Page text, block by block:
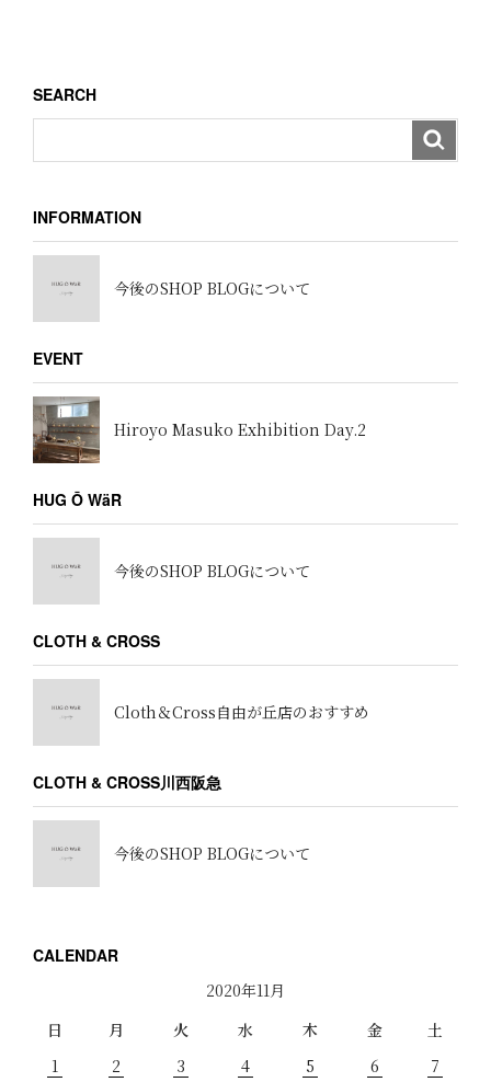
ン
SEARCH
INFORMATION
今後のSHOP BLOGについて
EVENT
Hiroyo Masuko Exhibition Day.2
HUG Ō WäR
今後のSHOP BLOGについて
CLOTH & CROSS
Cloth＆Cross自由が丘店のおすすめ
CLOTH & CROSS川西阪急
今後のSHOP BLOGについて
CALENDAR
2020年11月
日
月 火 水 木 金
土
1
2 3 4 5 6
7